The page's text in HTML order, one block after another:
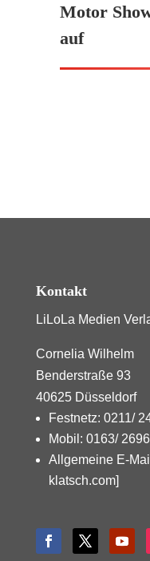
Motor
auf
Kontakt
LiLoLa Medien
Cornelia Wilhelm
Benderstraße 93
40625 Düsseldorf
Festnetz: 0211/
Mobil: 0163/
Allgemeine E-Mail
klatsch.com]